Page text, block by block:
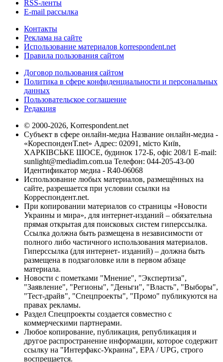
RSS-ленты
E-mail рассылка
Контакты
Реклама на сайте
Использование материалов korrespondent.net
Правила пользования сайтом
Договор пользования сайтом
Политика в сфере конфиденциальности и персональных
данных
Пользовательское соглашение
Редакция
© 2000-2026, Korrespondent.net
Субъект в сфере онлайн-медиа Название онлайн-медиа -
«КореспонденТ.net» Адрес: 02091, місто Київ,
ХАРКІВСЬКЕ ШОСЕ, будинок 172-Б, офіс 208/1 E-mail:
sunlight@mediadim.com.ua Телефон: 044-205-43-00
Идентификатор медиа - R40-06068
Использование любых материалов, размещённых на
сайте, разрешается при условии ссылки на
Корреспондент.net.
При копировании материалов со страницы «Новости
Украины и мира», для интернет-изданий – обязательна
прямая открытая для поисковых систем гиперссылка.
Ссылка должна быть размещена в независимости от
полного либо частичного использования материалов.
Гиперссылка (для интернет- изданий) – должна быть
размещена в подзаголовке или в первом абзаце
материала.
Новости с пометками "Мнение", "Экспертиза",
"Заявление", "Регионы", "Деньги", "Власть", "Выборы",
"Тест-драйв", "Спецпроекты", "Промо" публикуются на
правах рекламы.
Раздел Спецпроекты создается совместно с
коммерческими партнерами.
Любое копирование, публикация, републикация и
другое распространение информации, которое содержит
ссылку на "Интерфакс-Украина", EPA / UPG, строго
воспрещается.